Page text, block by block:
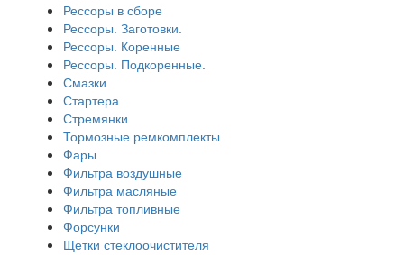
Рессоры в сборе
Рессоры. Заготовки.
Рессоры. Коренные
Рессоры. Подкоренные.
Смазки
Стартера
Стремянки
Тормозные ремкомплекты
Фары
Фильтра воздушные
Фильтра масляные
Фильтра топливные
Форсунки
Щетки стеклоочистителя